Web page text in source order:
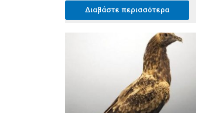
Διαβάστε περισσότερα